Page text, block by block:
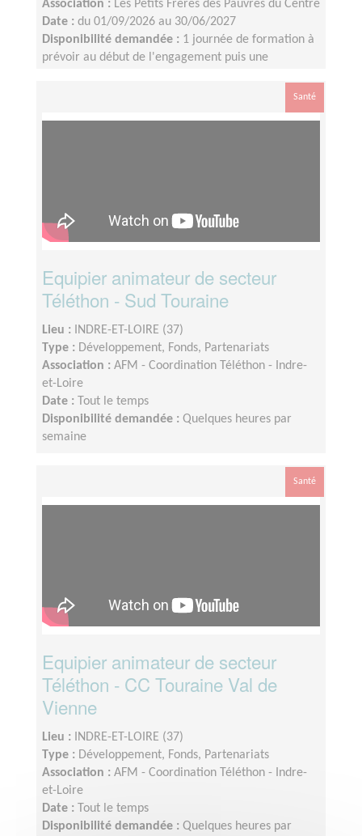
Association : Les Petits Frères des Pauvres du Centre
Date : du 01/09/2026 au 30/06/2027
Disponibilité demandée : 1 journée de formation à
prévoir au début de l'engagement puis une
Santé
Equipier animateur de secteur
Téléthon - Sud Touraine
Lieu :
INDRE-ET-LOIRE (37)
Type : Développement, Fonds, Partenariats
Association : AFM - Coordination Téléthon - Indre-
et-Loire
Date :
Tout le temps
Disponibilité demandée : Quelques heures par
semaine
Santé
Equipier animateur de secteur
Téléthon - CC Touraine Val de
Vienne
Lieu :
INDRE-ET-LOIRE (37)
Type : Développement, Fonds, Partenariats
Association : AFM - Coordination Téléthon - Indre-
et-Loire
Date :
Tout le temps
Disponibilité demandée : Quelques heures par